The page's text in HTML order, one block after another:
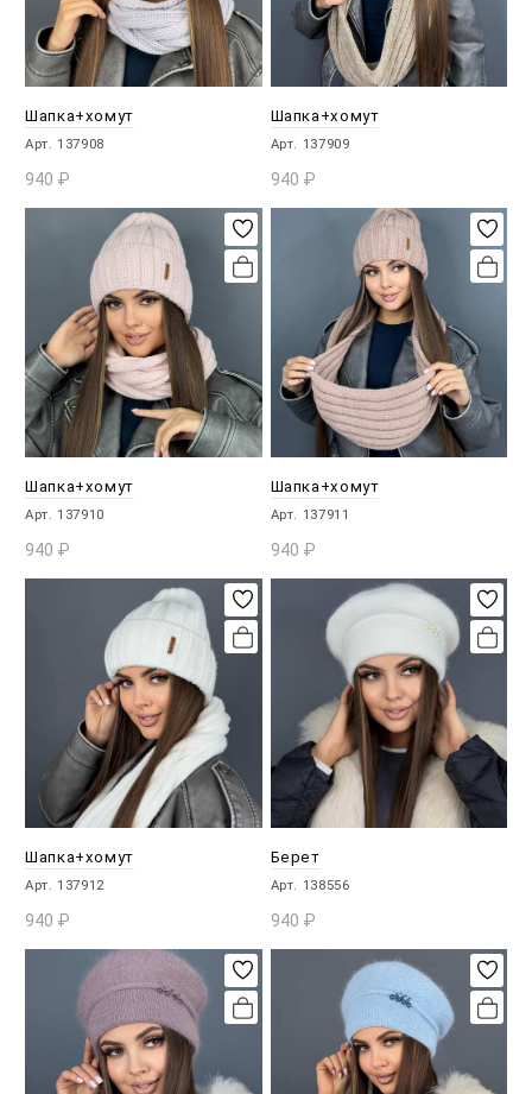
Шапка+хомут
Арт. 137908
940 ₽
В КОРЗИНУ
Шапка+хомут
Арт. 137909
940 ₽
В КОРЗИНУ
Шапка+хомут
Арт. 137910
940 ₽
В КОРЗИНУ
Шапка+хомут
Арт. 137911
940 ₽
В КОРЗИНУ
Шапка+хомут
Арт. 137912
940 ₽
В КОРЗИНУ
Берет
Арт. 138556
940 ₽
В КОРЗИНУ